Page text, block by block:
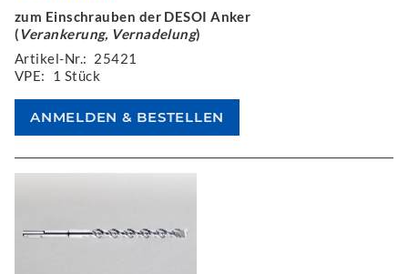
zum Einschrauben der DESOI Anker
(Verankerung, Vernadelung)
Artikel-Nr.: 25421
VPE:
1 Stück